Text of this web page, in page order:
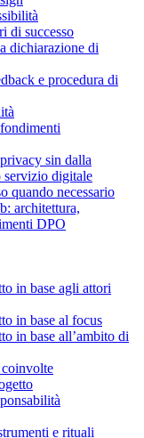
di successo
dichiarazione di
e procedura di
sin dalla
servizio digitale
quando necessario
architettura,
DPO
in base agli attori
in base al focus
in base all’ambito di
e rituali